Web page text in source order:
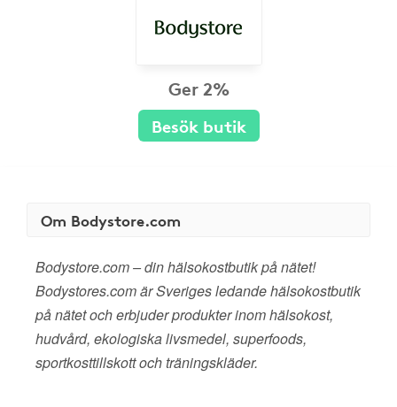
Ger 2%
Besök butik
Om Bodystore.com
Bodystore.com – din hälsokostbutik på nätet!
Bodystores.com är Sveriges ledande hälsokostbutik
på nätet och erbjuder produkter inom hälsokost,
hudvård, ekologiska livsmedel, superfoods,
sportkosttillskott och träningskläder.